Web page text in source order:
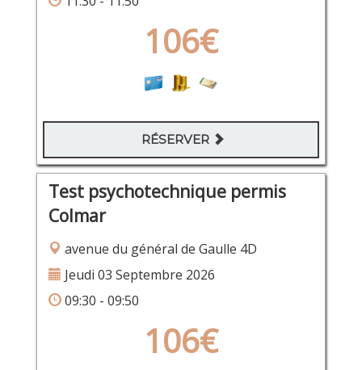
106€
RÉSERVER
Test psychotechnique permis
Colmar
avenue du général de Gaulle 4D
Jeudi 03 Septembre 2026
09:30 - 09:50
106€